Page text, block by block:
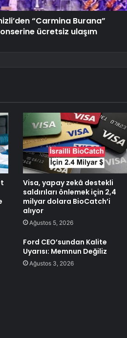
“Carmina Burana”
ücretsiz ulaşım
Visa, yapay zekâ destekli
saldırıları önlemek için 2,4
milyar dolara BioCatch’i
alıyor
Ağustos 5, 2026
Ford CEO’sundan Kalite
Uyarısı: Memnun Değiliz
Ağustos 3, 2026